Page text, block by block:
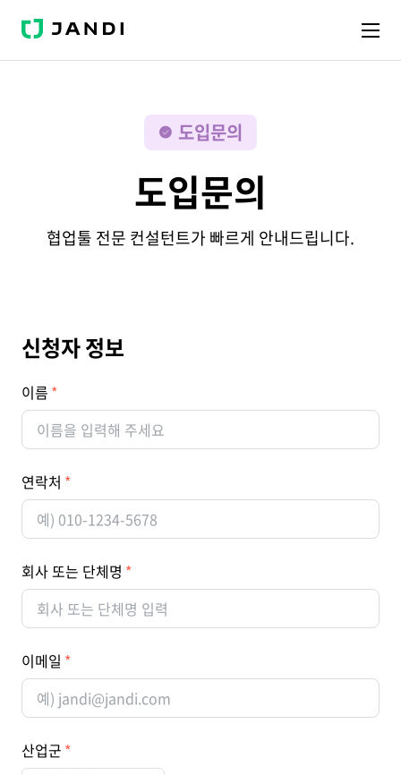
J
N
도입문의
도입문의
협업툴 전문 컨설턴트가 빠르게 안내드립니다.
신청자 정보
이름
연락처
회사 또는 단체명
이메일
산업군